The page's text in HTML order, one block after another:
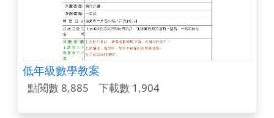
低年級數學教案
點閱數 8,885 下載數 1,904